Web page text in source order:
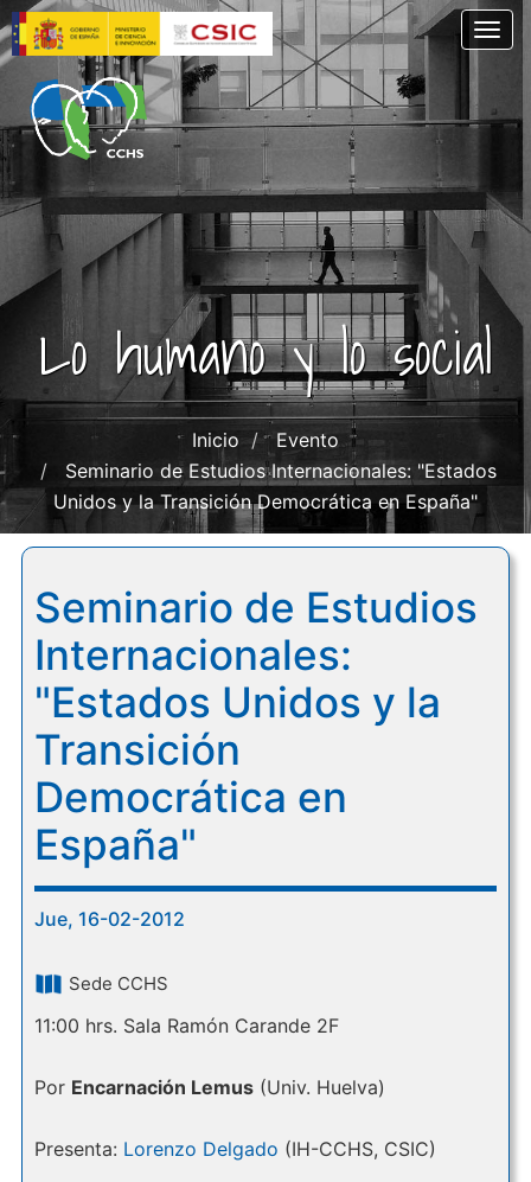
Pasar
al
contenido
principal
Lo humano y lo social
Inicio
Evento
Seminario de Estudios Internacionales: "Estados
Unidos y la Transición Democrática en España"
Seminario de Estudios
Internacionales:
"Estados Unidos y la
Transición
Democrática en
España"
Jue, 16-02-2012
Sede CCHS
11:00 hrs. Sala Ramón Carande 2F
Por Encarnación Lemus(Univ. Huelva)
Presenta: Lorenzo Delgado (IH-CCHS, CSIC)